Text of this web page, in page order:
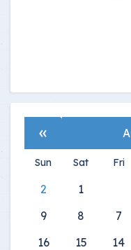
»
Fri
Sat
Sun
1
2
7
8
9
14
15
16